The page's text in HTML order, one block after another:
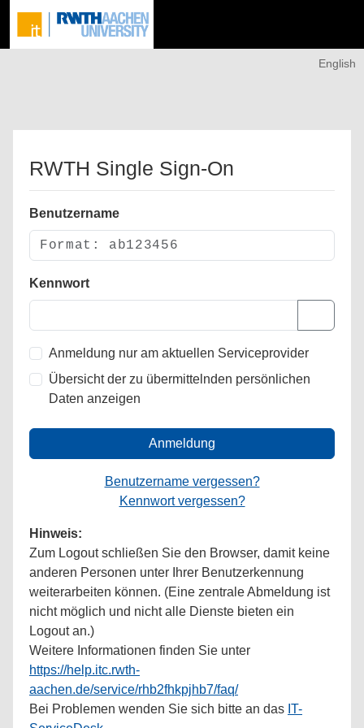
English
RWTH Single Sign-On
Benutzername
Kennwort
Anmeldung nur am aktuellen Serviceprovider
Übersicht der zu übermittelnden persönlichen
Daten anzeigen
Anmeldung
Benutzername vergessen?
Kennwort vergessen?
Hinweis:
Zum Logout schließen Sie den Browser, damit keine
anderen Personen unter Ihrer Benutzerkennung
weiterarbeiten können. (Eine zentrale Abmeldung ist
nicht möglich und nicht alle Dienste bieten ein
Logout an.)
Weitere Informationen finden Sie unter
https://help.itc.rwth-
aachen.de/service/rhb2fhkpjhb7/faq/
Bei Problemen wenden Sie sich bitte an das IT-